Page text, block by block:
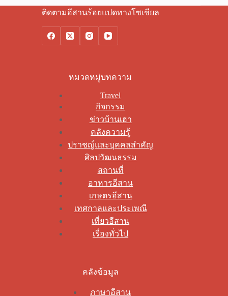
ติดตามอีสานร้อยแปดทางโซเชียล
หมวดหมู่บทความ
Travel
กิจกรรม
ข่าวบ้านเฮา
คลังความรู้
ปราชญ์และบุคคลสำคัญ
ศิลปวัฒนธรรม
สถานที่
อาหารอีสาน
เกษตรอีสาน
เทศกาลและประเพณี
เที่ยวอีสาน
เรื่องทั่วไป
คลังข้อมูล
ภาษาอีสาน